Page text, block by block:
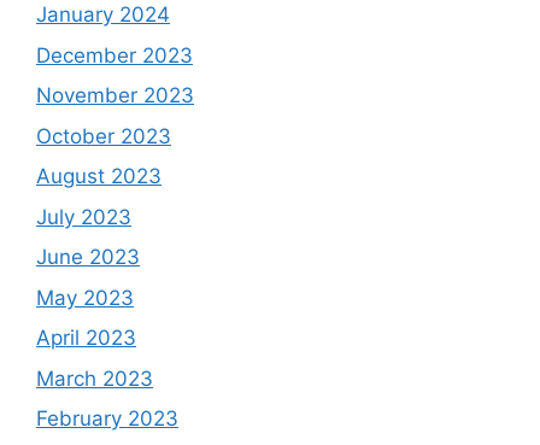
January 2024
December 2023
November 2023
October 2023
August 2023
July 2023
June 2023
May 2023
April 2023
March 2023
February 2023